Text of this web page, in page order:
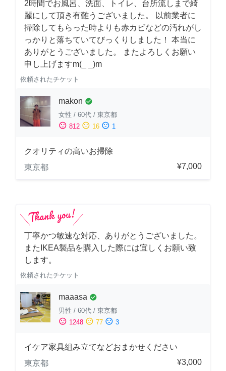
2時間でお風呂、洗面、トイレ、台所流しまで綺
麗にして頂き有難うございました。 以前業者に
掃除してもらった時よりも赤カビなどの汚れがし
っかりと落ちていてびっくりしました！ 本当に
ありがとうございました。 またよろしくお願い
申し上げますm(_ _)m
依頼されたチケット
makon check_circle
女性 / 60代 / 東京都
sentiment_satisfied 812 sentiment_neutral 16 sentiment_dissatisfied 1
クオリティの高いお掃除
東京都
¥7,000
丁寧かつ敏速な対応、ありがとうございました。
またIKEA製品を購入した際には宜しくお願い致
します。
依頼されたチケット
maaasa check_circle
男性 / 60代 / 東京都
sentiment_satisfied 1248 sentiment_neutral 77 sentiment_dissatisfied 3
イケア家具組み立てなどおまかせください
東京都
¥3,000